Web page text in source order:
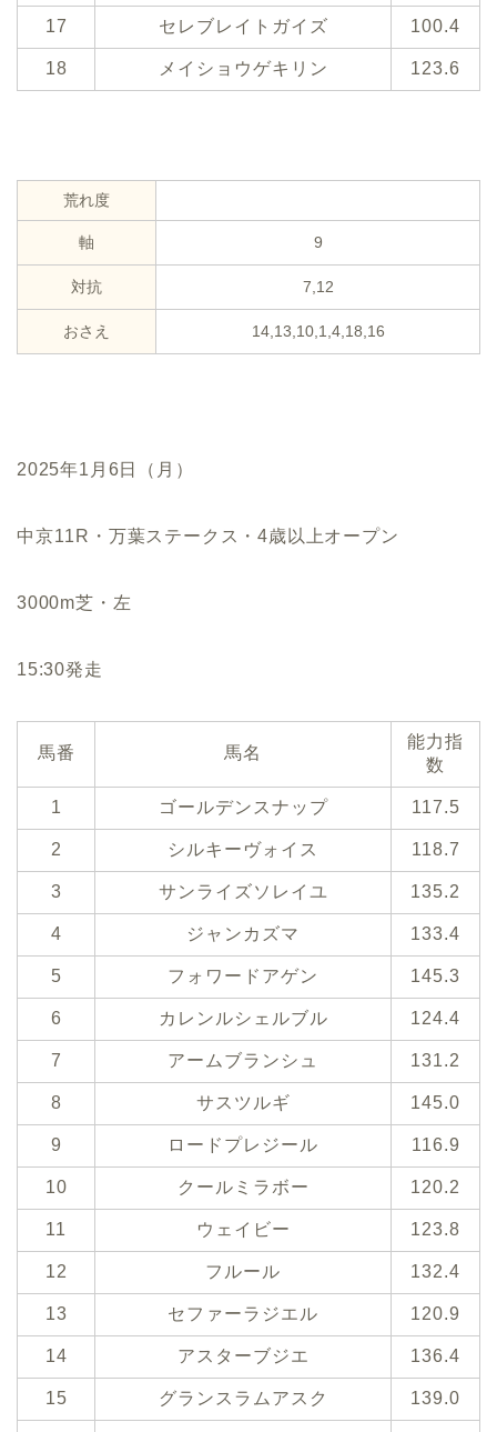
17 セレブレイトガイズ 100.4
18 メイショウゲキリン 123.6
荒れ度
軸 9
対抗 7,12
おさえ 14,13,10,1,4,18,16
2025年1月6日（月）
中京11R・万葉ステークス・4歳以上オープン
3000m芝・左
15:30発走
馬番 馬名
能力指
数
1 ゴールデンスナップ 117.5
2 シルキーヴォイス 118.7
3 サンライズソレイユ 135.2
4 ジャンカズマ 133.4
5 フォワードアゲン 145.3
6 カレンルシェルブル 124.4
7 アームブランシュ 131.2
8 サスツルギ 145.0
9 ロードプレジール 116.9
10 クールミラボー 120.2
11 ウェイビー 123.8
12 フルール 132.4
13 セファーラジエル 120.9
14 アスターブジエ 136.4
15 グランスラムアスク 139.0